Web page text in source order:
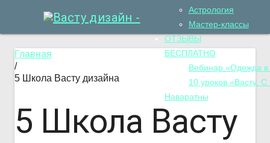
Астрология
Мастер-классы
ОТЗЫВЫ
БЕСПЛАТНО
Вебинар «Одежда
10 уроков «Васту. С
Наваратны
Главная
/
5 Школа Васту дизайна
5 Школа Васту